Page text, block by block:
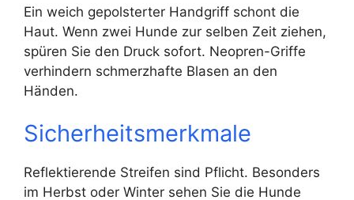
Ein weich gepolsterter Handgriff schont die
Haut. Wenn zwei Hunde zur selben Zeit ziehen,
spüren Sie den Druck sofort. Neopren-Griffe
verhindern schmerzhafte Blasen an den
Händen.
Sicherheitsmerkmale
Reflektierende Streifen sind Pflicht. Besonders
im Herbst oder Winter sehen Sie die Hunde